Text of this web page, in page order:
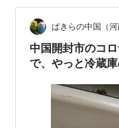
かも？庫内を冷や
は、通常時でもかな
がる夏場はかなり
ぱきらの中国（
中国開封市のコ
で、やっと冷蔵